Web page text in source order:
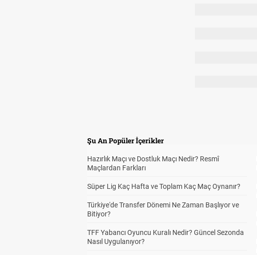
Şu An Popüler İçerikler
Hazırlık Maçı ve Dostluk Maçı Nedir? Resmî
Maçlardan Farkları
Süper Lig Kaç Hafta ve Toplam Kaç Maç Oynanır?
Türkiye'de Transfer Dönemi Ne Zaman Başlıyor ve
Bitiyor?
TFF Yabancı Oyuncu Kuralı Nedir? Güncel Sezonda
Nasıl Uygulanıyor?